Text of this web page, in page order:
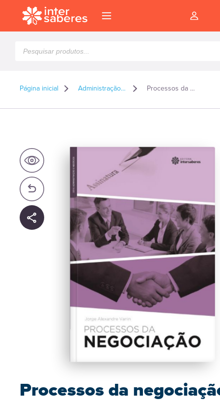
produtos
Página inicial Administração e Gestão Processos da negociação
Processos da